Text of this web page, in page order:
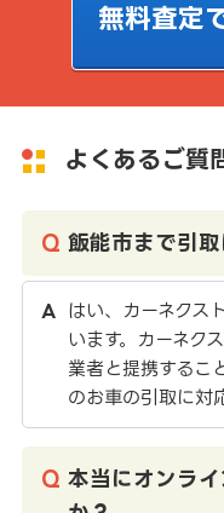
無料査定
よくあるご質
飯能市まで引
はい、カーネクス
います。カーネク
業者と提携するこ
のお車の引取に対
本当にオンラ